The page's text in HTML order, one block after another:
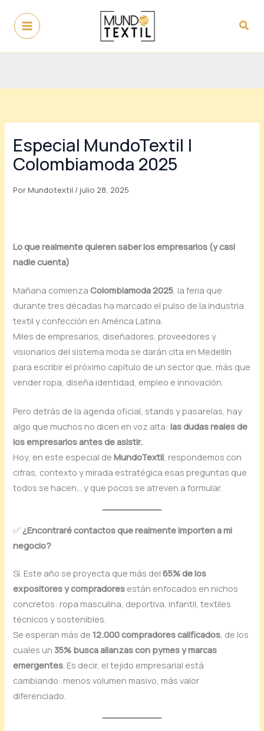
contenido
Especial MundoTextil |
Colombiamoda 2025
Por Mundotextil / julio 28, 2025
Lo que realmente quieren saber los empresarios (y casi
nadie cuenta)
Mañana comienzaColombiamoda 2025 , la feria que
durante tres décadas ha marcado el pulso de la industria
textil y confección en América Latina.
Miles de empresarios, diseñadores, proveedores y
visionarios del sistema moda se darán cita en Medellín
para escribir el próximo capítulo de un sector que, más que
vender ropa, diseña identidad, empleo e innovación.
Pero detrás de la agenda oficial, stands y pasarelas, hay
algo que muchos no dicen en voz alta:las dudas reales de
los empresarios antes de asistir.
Hoy, en este especial deMundoTextil, respondemos con
cifras, contexto y mirada estratégica esas preguntas que
todos se hacen… y que pocos se atreven a formular.
✅ ¿Encontraré contactos que realmente importen a mi
negocio?
Sí. Este año se proyecta que más del65% de los
expositores y compradores están enfocados en nichos
concretos: ropa masculina, deportiva, infantil, textiles
técnicos y sostenibles.
Se esperan más de12.000 compradores calificados, de los
cuales un35% busca alianzas con pymes y marcas
emergentes. Es decir, el tejido empresarial está
cambiando: menos volumen masivo, más valor
diferenciado.